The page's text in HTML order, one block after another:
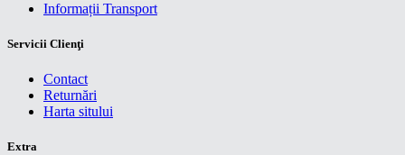
Informații Transport
Servicii Clienţi
Contact
Returnări
Harta sitului
Extra